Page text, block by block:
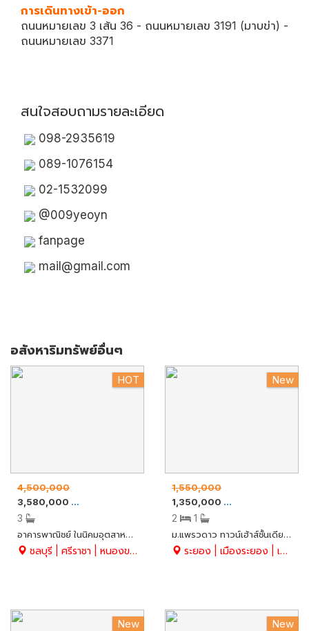
การเดินทางเข้า-ออก
ถนนหมายเลข 3 เส้น 36 - ถนนหมายเลข 3191 (มาบข่า) -
ถนนหมายเลข 3371
สนใจสอบถามรายละเอียด
098-2935619
089-1076154
02-1532099
@009yeoyn
fanpage
mail@gmail.com
อสังหาริมทรัพย์อื่นๆ
HOT
4,500,000
ขาย
3
อาคารพาณิชย์ ในนิคมอุตสาหกรรมปิ่นทอง สูง 3 ชั้น เนื้อที่ 20.3 ตรว. อ.ศรีราชา จ.ชลบุรี
ชลบุรี | ศรีราชา | หนองขาม
New
1,550,000
ขาย
2
1
ม.แพรวดาว ทาวน์เฮ้าส์ชั้นเดียว 27.40 ตร.ว. พร้อมอยู่ พื้นเป็นหินอ่อน 2 นอน 1 น้ำ ทำเลดี อ.เมือง จ.ระยอง
ระยอง | เมืองระยอง | เนินพระ
New New